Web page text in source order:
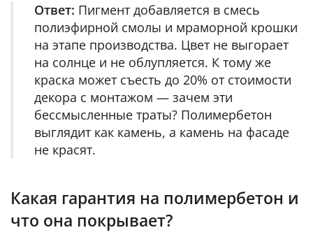
Ответ: Пигмент добавляется в смесь
полиэфирной смолы и мраморной крошки
на этапе производства. Цвет не выгорает
на солнце и не облупляется. К тому же
краска может съесть до 20% от стоимости
декора с монтажом — зачем эти
бессмысленные траты? Полимербетон
выглядит как камень, а камень на фасаде
не красят.
Какая гарантия на полимербетон и
что она покрывает?